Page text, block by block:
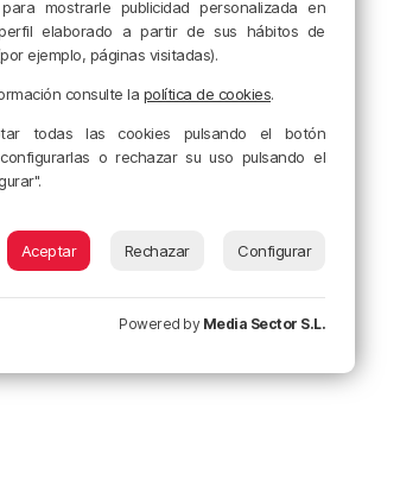
mostrarle publicidad personalizada en
elaborado a partir de sus hábitos de
ejemplo, páginas visitadas).
consulte la política de cookies.
todas las cookies pulsando el botón
o rechazar su uso pulsando el
Aceptar Rechazar Configurar
Powered by Media Sector S.L.